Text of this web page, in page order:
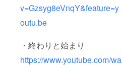
v=Gzsyg8eVnqY&feature=y
outu.be
・終わりと始まり
https://www.youtube.com/wa